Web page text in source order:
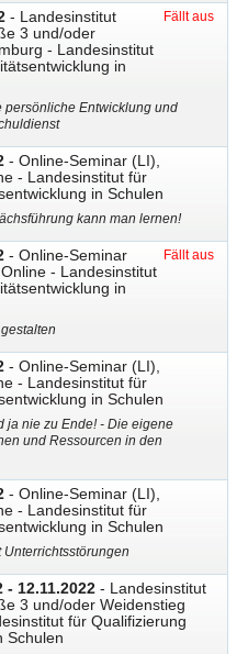
- Landesinstitut
3 und/oder
- Landesinstitut
in
Fällt aus
persönliche Entwicklung und
- Online-Seminar (LI),
- Landesinstitut für
in Schulen
kann man lernen!
- Online-Seminar
- Landesinstitut
in
Fällt aus
- Online-Seminar (LI),
- Landesinstitut für
in Schulen
ja nie zu Ende! - Die eigene
und Ressourcen in den
- Online-Seminar (LI),
- Landesinstitut für
in Schulen
- 12.11.2022 - Landesinstitut
3 und/oder Weidenstieg
für Qualifizierung
Schulen